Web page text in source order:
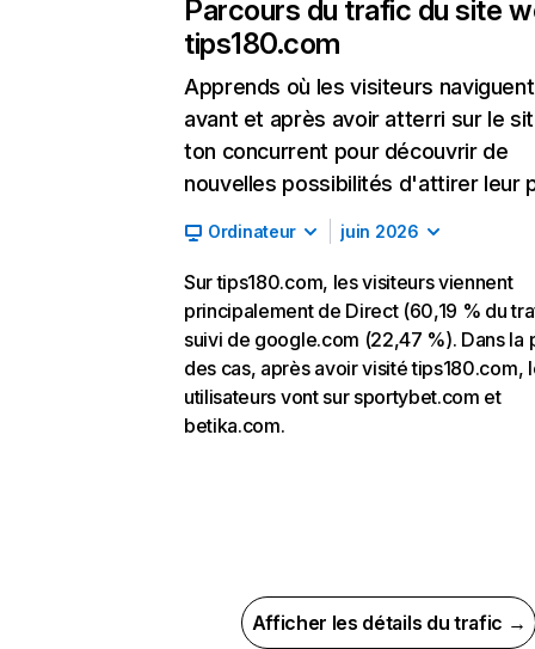
Parcours du trafic du site
tips180.com
Apprends où les visiteurs naviguent
avant et après avoir atterri sur le
ton concurrent pour découvrir de
nouvelles possibilités d'attirer leur
Ordinateur juin 2026
Sur tips180.com, les visiteurs viennent
principalement de Direct (60,19 % du
suivi de google.com (22,47 %). Dans la
des cas, après avoir visité tips180.com,
utilisateurs vont sur sportybet.com et
betika.com.
Afficher les détails du trafic →